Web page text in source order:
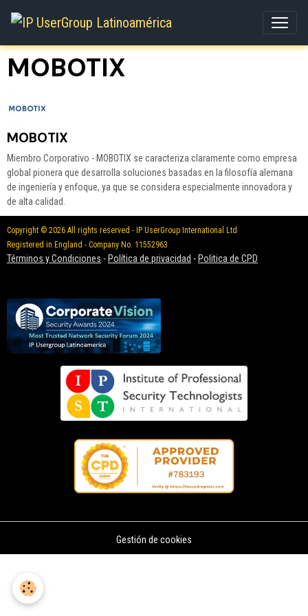
MOBOTIX
MOBOTIX
Miembro Corporativo - MOBOTIX se caracteriza claramente como empresa
global pionera que desarrolla soluciones basadas en la filosofía alemana
de ingeniería y enfoque, ya que se considera especialmente innovadora y
de alta calidad.
Copyright © 2026 All rights reserved - IP UserGroup International Ltd
Registered in England - Company No. 11552963
Términos y Condiciones - Política de privacidad - Politica de CPD
Gestión de cookies